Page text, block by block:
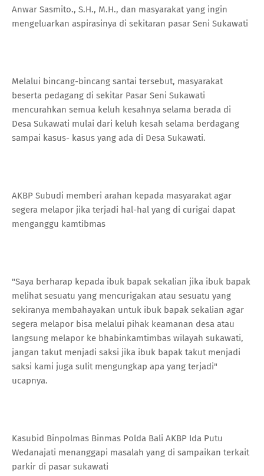
Anwar Sasmito., S.H., M.H., dan masyarakat yang ingin
mengeluarkan aspirasinya di sekitaran pasar Seni Sukawati
Melalui bincang-bincang santai tersebut, masyarakat
beserta pedagang di sekitar Pasar Seni Sukawati
mencurahkan semua keluh kesahnya selama berada di
Desa Sukawati mulai dari keluh kesah selama berdagang
sampai kasus- kasus yang ada di Desa Sukawati.
AKBP Subudi memberi arahan kepada masyarakat agar
segera melapor jika terjadi hal-hal yang di curigai dapat
menganggu kamtibmas
"Saya berharap kepada ibuk bapak sekalian jika ibuk bapak
melihat sesuatu yang mencurigakan atau sesuatu yang
sekiranya membahayakan untuk ibuk bapak sekalian agar
segera melapor bisa melalui pihak keamanan desa atau
langsung melapor ke bhabinkamtimbas wilayah sukawati,
jangan takut menjadi saksi jika ibuk bapak takut menjadi
saksi kami juga sulit mengungkap apa yang terjadi"
ucapnya.
Kasubid Binpolmas Binmas Polda Bali AKBP Ida Putu
Wedanajati menanggapi masalah yang di sampaikan terkait
parkir di pasar sukawati